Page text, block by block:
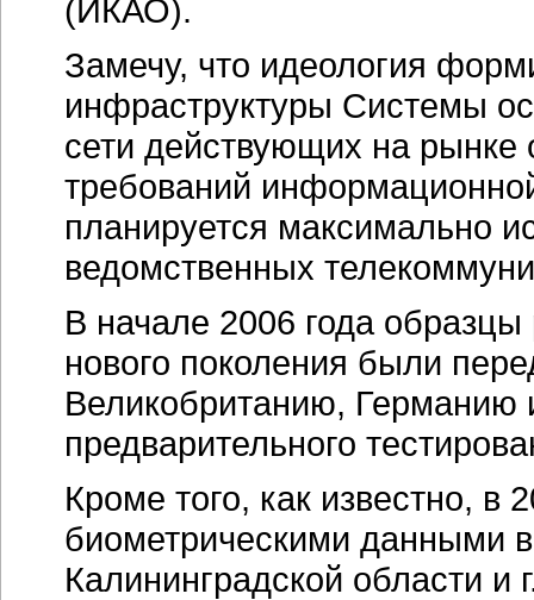
(ИКАО).
Замечу, что идеология
инфраструктуры Системы
сети действующих на рынке
требований
планируется максимально
ведомственных
В начале 2006 года образцы
нового поколения были
Великобританию, Германию
предварительного
Кроме того, как известно, в
биометрическими данными
Калининградской области и